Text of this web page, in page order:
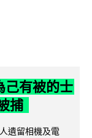
己有被的士
捕
遺留相機及電